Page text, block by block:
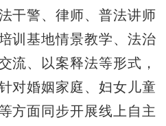
干警、律师、普法讲师
训基地情景教学、法治
流、以案释法等形式，
对婚姻家庭、妇女儿童
方面同步开展线上自主